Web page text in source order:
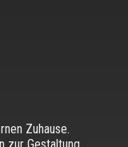
Zuhause.
zur Gestaltung